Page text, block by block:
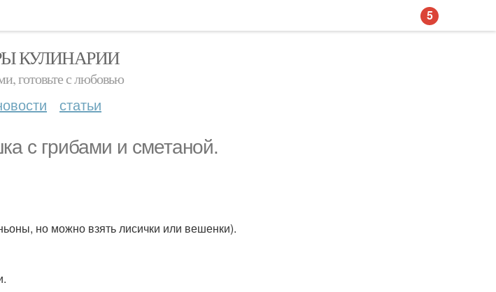
КУЛИНАРИИ
готовьте с любовью
статьи
с грибами и сметаной.
но можно взять лисички или вешенки).
5